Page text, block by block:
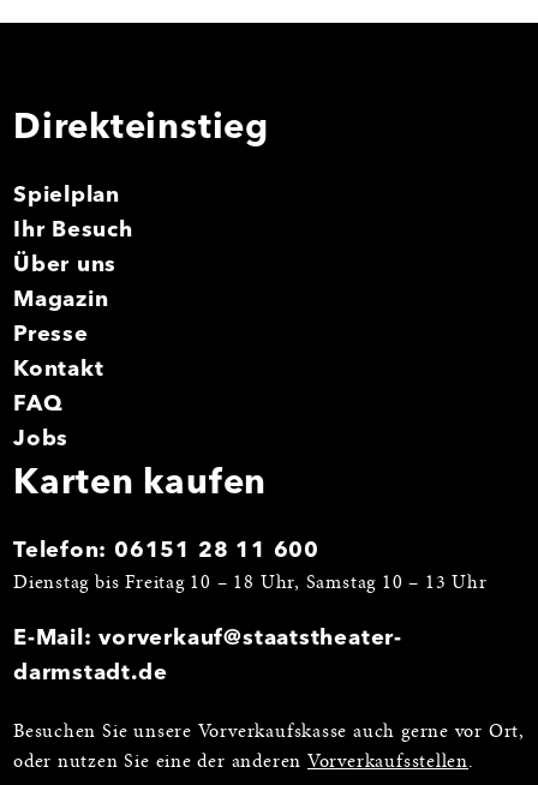
Direkteinstieg
Spielplan
Ihr Besuch
Über uns
Magazin
Presse
Kontakt
FAQ
Jobs
Karten kaufen
Telefon:06151 28 11 600
Dienstag bis Freitag 10 – 18 Uhr, Samstag 10 – 13 Uhr
E-Mail:vorverkauf@staatstheater-
darmstadt.de
Besuchen Sie unsere Vorverkaufskasse auch gerne vor Ort,
oder nutzen Sie eine der anderen Vorverkaufsstellen.